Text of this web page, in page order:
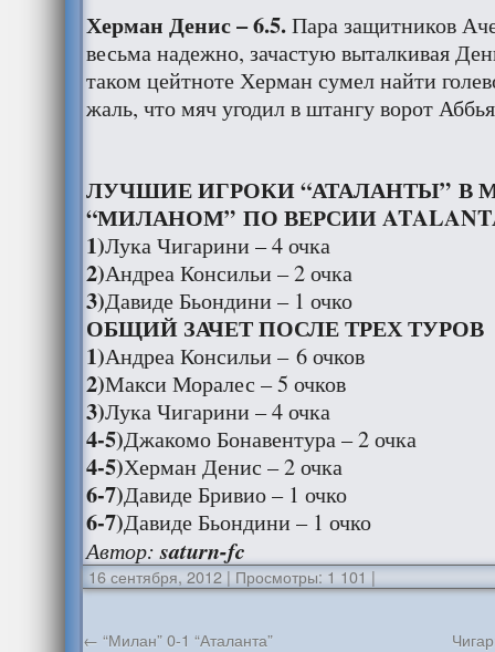
Херман Денис – 6.5.Пара защитников
весьма надежно, зачастую выталкивая
таком цейтноте Херман сумел найти
жаль, что мяч угодил в штангу ворот
ЛУЧШИЕ ИГРОКИ “АТАЛАНТЫ” В
“МИЛАНОМ” ПО ВЕРСИИ
1)Лука Чигарини – 4 очка
2)Андреа Консильи – 2 очка
3)Давиде Бьондини – 1 очко
ОБЩИЙ ЗАЧЕТ ПОСЛЕ ТРЕХ ТУРОВ
1)Андреа Консильи – 6 очков
2)Макси Моралес – 5 очков
3)Лука Чигарини – 4 очка
4-5)Джакомо Бонавентура – 2 очка
4-5)Херман Денис – 2 очка
6-7)Давиде Бривио – 1 очко
6-7)Давиде Бьондини – 1 очко
Автор:saturn-fc
16 сентября, 2012 | Просмотры: 1 101 |
← “Милан” 0-1 “Аталанта”